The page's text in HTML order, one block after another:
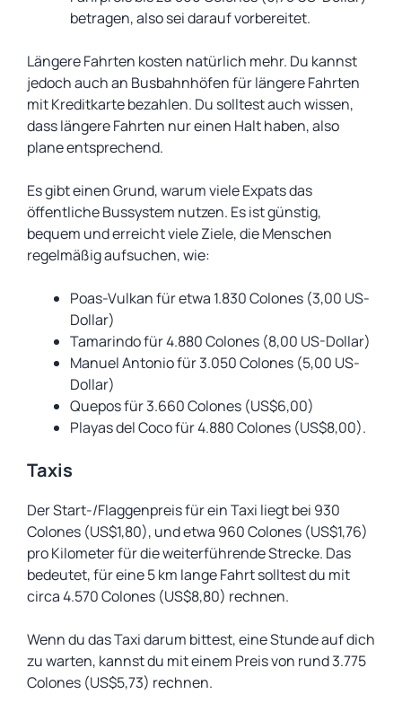
betragen, also sei darauf vorbereitet.
Längere Fahrten kosten natürlich mehr. Du kannst
jedoch auch an Busbahnhöfen für längere Fahrten
mit Kreditkarte bezahlen. Du solltest auch wissen,
dass längere Fahrten nur einen Halt haben, also
plane entsprechend.
Es gibt einen Grund, warum viele Expats das
öffentliche Bussystem nutzen. Es ist günstig,
bequem und erreicht viele Ziele, die Menschen
regelmäßig aufsuchen, wie:
Poas-Vulkan für etwa 1.830 Colones (3,00 US-
Dollar)
Tamarindo für 4.880 Colones (8,00 US-Dollar)
Manuel Antonio für 3.050 Colones (5,00 US-
Dollar)
Quepos für 3.660 Colones (US$6,00)
Playas del Coco für 4.880 Colones (US$8,00).
Taxis
Der Start-/Flaggenpreis für ein Taxi liegt bei 930
Colones (US$1,80), und etwa 960 Colones (US$1,76)
pro Kilometer für die weiterführende Strecke. Das
bedeutet, für eine 5 km lange Fahrt solltest du mit
circa 4.570 Colones (US$8,80) rechnen.
Wenn du das Taxi darum bittest, eine Stunde auf dich
zu warten, kannst du mit einem Preis von rund 3.775
Colones (US$5,73) rechnen.